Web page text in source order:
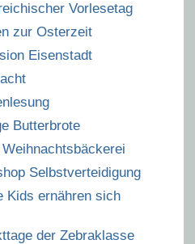
Vorlesetag
zur Osterzeit
Eisenstadt
Butterbrote
Selbstverteidigung
Kids ernähren sich
der Zebraklasse